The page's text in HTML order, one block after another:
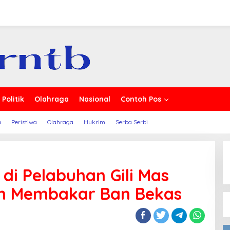
Politik Olahraga Nasional Contoh Pos
Peristiwa Olahraga Hukrim Serba Serbi
Pelabuhan Gili Mas
Membakar Ban Bekas